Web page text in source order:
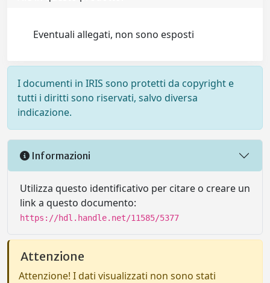
Eventuali allegati, non sono esposti
I documenti in IRIS sono protetti da copyright e
tutti i diritti sono riservati, salvo diversa
indicazione.
Informazioni
Utilizza questo identificativo per citare o creare un
link a questo documento:
https://hdl.handle.net/11585/5377
Attenzione
Attenzione! I dati visualizzati non sono stati